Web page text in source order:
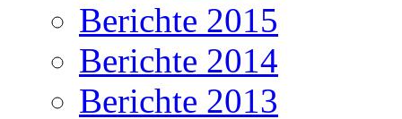
Berichte 2015
Berichte 2014
Berichte 2013